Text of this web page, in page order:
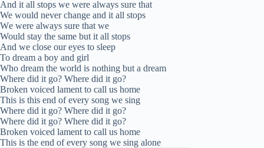
And it all stops we were always sure that
We would never change and it all stops
Wе were always sure that wе
Would stay the same but it all stops
And we close our eyes to sleep
To dream a boy and girl
Who dream the world is nothing but a dream
Where did it go? Where did it go?
Broken voiced lament to call us home
This is this end of every song we sing
Where did it go? Where did it go?
Where did it go? Where did it go?
Broken voiced lament to call us home
This is the end of every song we sing alone